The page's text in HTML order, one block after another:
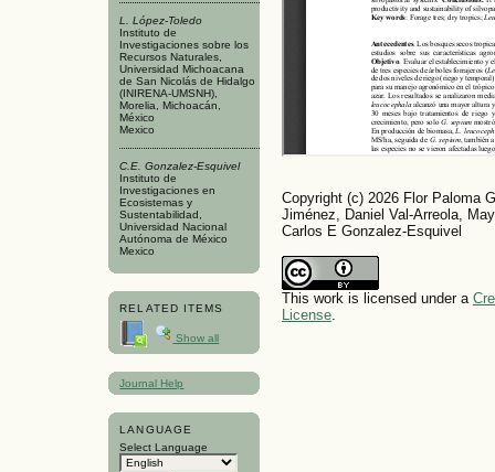
L. López-Toledo
Instituto de
Investigaciones sobre los
Recursos Naturales,
Universidad Michoacana
de San Nicolás de Hidalgo
(INIRENA-UMSNH),
Morelia, Michoacán,
México
Mexico
C.E. Gonzalez-Esquivel
Instituto de
Investigaciones en
Ecosistemas y
Sustentabilidad,
Universidad Nacional
Autónoma de México
Mexico
RELATED ITEMS
Show all
Journal Help
LANGUAGE
Select Language
Copyright (c) 2026 Flor Paloma
Jiménez, Daniel Val-Arreola,
Carlos E Gonzalez-Esquivel
This work is licensed under a
License.